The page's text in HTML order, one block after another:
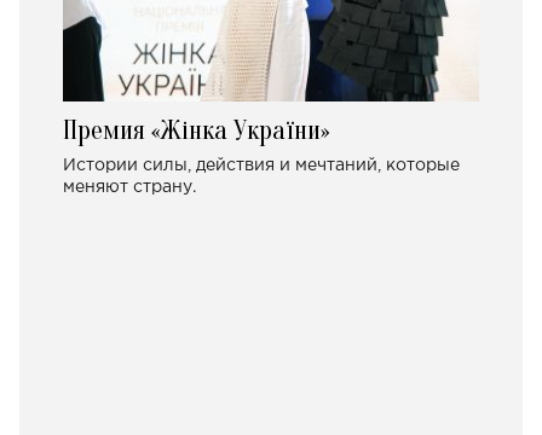
Премия «Жінка України»
Истории силы, действия и мечтаний, которые
меняют страну.